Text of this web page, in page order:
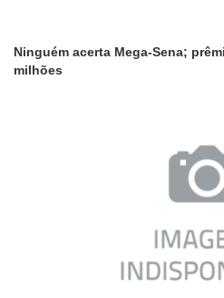
Ninguém acerta Mega-Sena;
milhões